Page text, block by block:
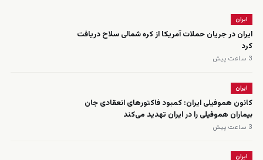
ایران
ایران در جریان حملات آمریکا از کره شمالی سلاح دریافت
کرد
3 ساعت پیش
ایران
کانون هموفیلی ایران: کمبود فاکتورهای انعقادی جان
بیماران هموفیلی را در ایران تهدید می‌کند
3 ساعت پیش
ایران